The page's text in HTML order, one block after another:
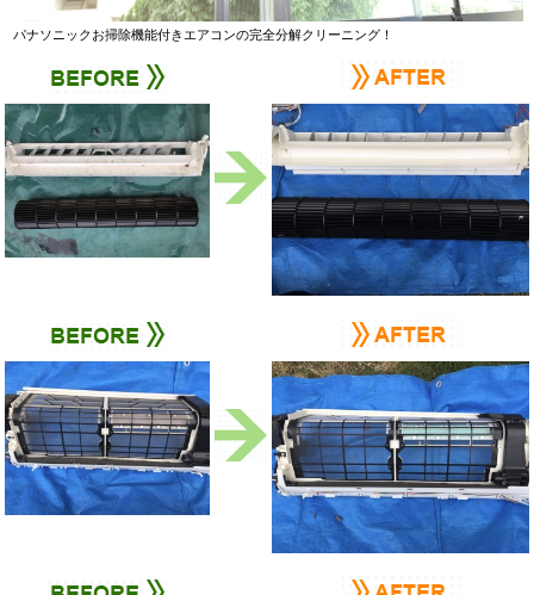
パナソニックお掃除機能付きエアコンの完全分解クリーニング！